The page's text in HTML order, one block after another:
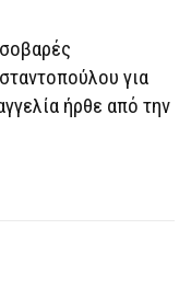
ΚΩΝΣΤΑΝΤΟΠΟΎΛΟΥ
για
ήρθε από την